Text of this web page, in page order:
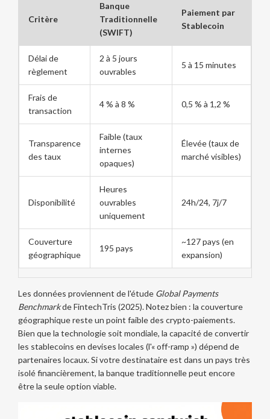
Critère
Banque
Traditionnelle
(SWIFT)
Paiement par
Stablecoin
Délai de
règlement
2 à 5 jours
ouvrables
5 à 15 minutes
Frais de
transaction
4 % à 8 % 0,5 % à 1,2 %
Transparence
des taux
Faible (taux
internes
opaques)
Élevée (taux de
marché visibles)
Disponibilité
Heures
ouvrables
uniquement
24h/24, 7j/7
Couverture
géographique
195 pays
~127 pays (en
expansion)
Les données proviennent de l'étude Global Payments
Benchmarkde FintechTris (2025). Notez bien : la couverture
géographique reste un point faible des crypto-paiements.
Bien que la technologie soit mondiale, la capacité de convertir
les stablecoins en devises locales (l'« off-ramp ») dépend de
partenaires locaux. Si votre destinataire est dans un pays très
isolé financièrement, la banque traditionnelle peut encore
être la seule option viable.